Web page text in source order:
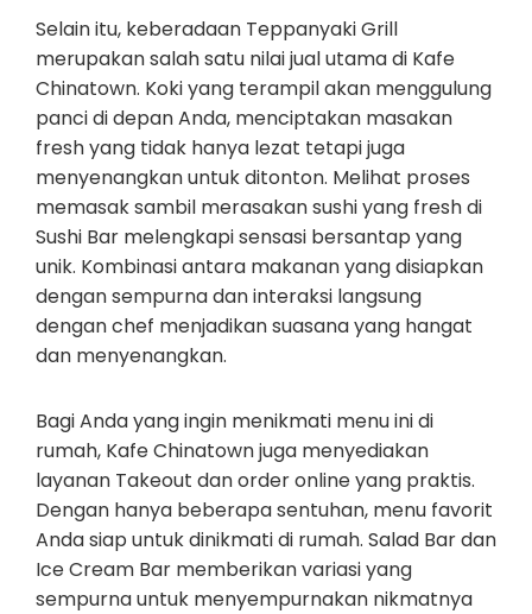
Selain itu, keberadaan Teppanyaki Grill
merupakan salah satu nilai jual utama di Kafe
Chinatown. Koki yang terampil akan menggulung
panci di depan Anda, menciptakan masakan
fresh yang tidak hanya lezat tetapi juga
menyenangkan untuk ditonton. Melihat proses
memasak sambil merasakan sushi yang fresh di
Sushi Bar melengkapi sensasi bersantap yang
unik. Kombinasi antara makanan yang disiapkan
dengan sempurna dan interaksi langsung
dengan chef menjadikan suasana yang hangat
dan menyenangkan.
Bagi Anda yang ingin menikmati menu ini di
rumah, Kafe Chinatown juga menyediakan
layanan Takeout dan order online yang praktis.
Dengan hanya beberapa sentuhan, menu favorit
Anda siap untuk dinikmati di rumah. Salad Bar dan
Ice Cream Bar memberikan variasi yang
sempurna untuk menyempurnakan nikmatnya